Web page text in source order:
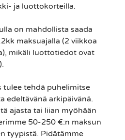
ja luottokorteilla.
on mahdollista saada
maksuajalla (2 viikkoa
mikäli luottotiedot ovat
tulee tehdä puhelimitse
edeltävänä arkipäivänä.
ajasta tai liian myöhään
50-250 €:n maksun
tyypistä. Pidätämme